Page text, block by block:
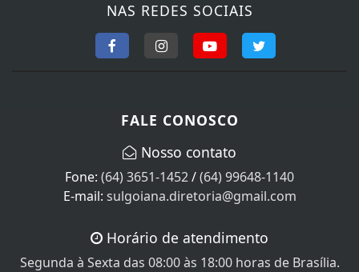
NAS REDES SOCIAIS
FALE CONOSCO
Nosso contato
Fone: (64) 3651-1452/(64) 99648-1140
E-mail: sulgoiana.diretoria@gmail.com
Horário de atendimento
Segunda à Sexta das 08:00 às 18:00 horas de Brasília.